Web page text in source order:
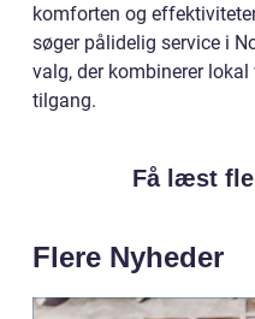
komforten og
søger pålidelig service i
valg, der kombinerer
tilgang.
Få læst
Flere Nyheder